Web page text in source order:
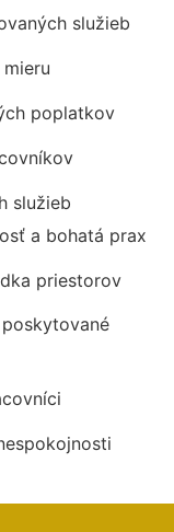
služieb
poplatkov
služieb
a bohatá prax
priestorov